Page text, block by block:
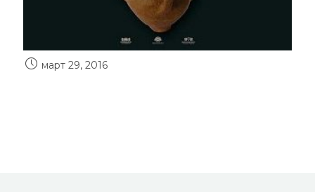
март 29, 2016